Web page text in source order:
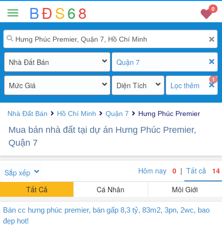
BĐS68 0
Nhà Đất Bán Quận 7
Mức Giá Diện Tích
1
Lọc thêm
Nhà Đất Bán Hồ Chí Minh Quận 7 Hưng Phúc Premier
Mua bán nhà đất tại dự án Hưng Phúc Premier,
Quận 7
Sắp xếp Hôm nay 0 | Tất cả 14
Tất Cả
Cá Nhân Môi Giới
Bán cc hưng phúc premier, bán gấp 8,3 tỷ, 83m2, 3pn, 2wc, bao
đẹp hot!